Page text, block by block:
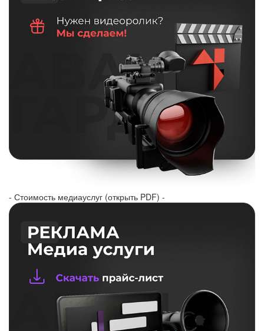
- Стоимость медиауслуг (открыть PDF) -